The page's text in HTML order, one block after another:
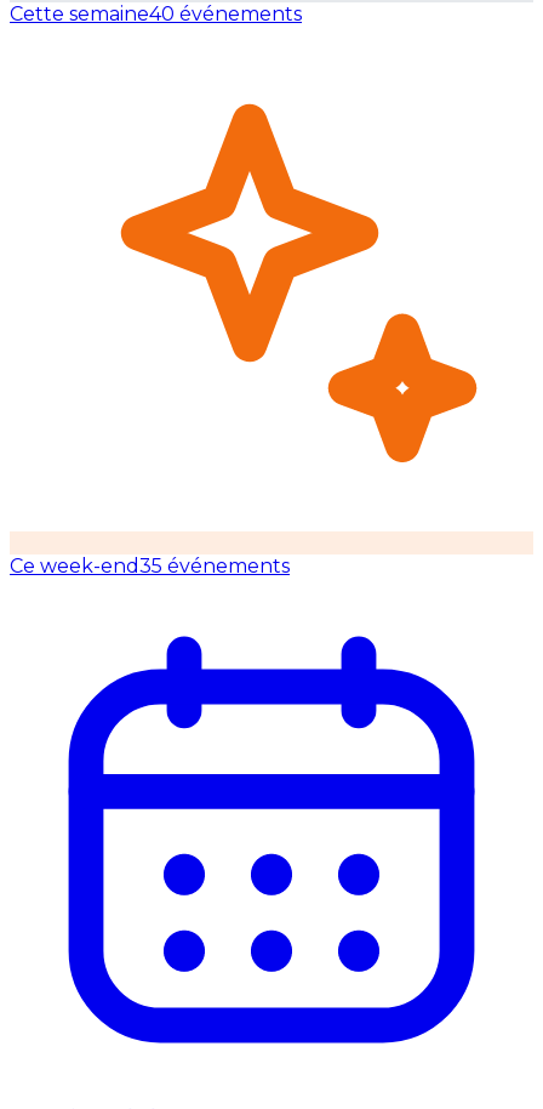
Cette semaine40 événements
Ce week-end35 événements